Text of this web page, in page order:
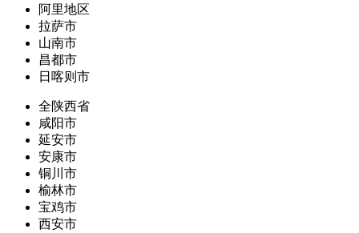
阿里地区
拉萨市
山南市
昌都市
日喀则市
全陕西省
咸阳市
延安市
安康市
铜川市
榆林市
宝鸡市
西安市